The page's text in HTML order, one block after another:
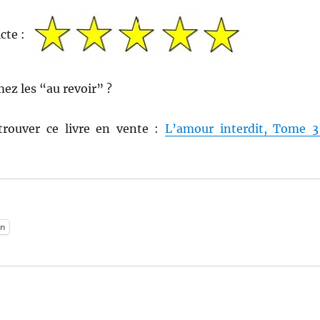
:
les “au revoir” ?
ce livre en vente :L’amour interdit, Tome